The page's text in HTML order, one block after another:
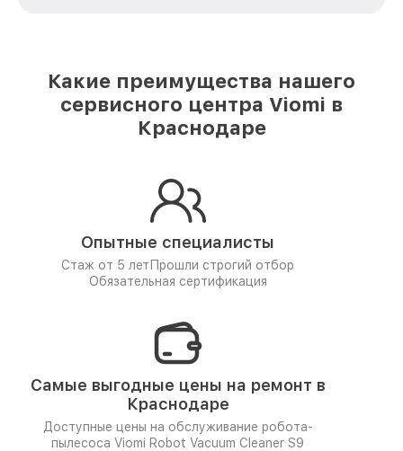
Какие преимущества нашего
сервисного центра Viomi в
Краснодаре
Опытные специалисты
Стаж от 5 лет Прошли строгий отбор
Обязательная сертификация
Самые выгодные цены на ремонт в
Краснодаре
Доступные цены на обслуживание робота-
пылесоса Viomi Robot Vacuum Cleaner S9